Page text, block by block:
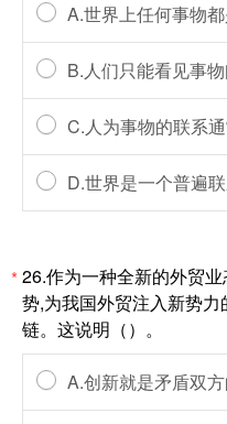
A.世界上任何事物
B.人们只能看见事
C.人为事物的联系
D.世界是一个普遍
*26.作为一种全新的外贸
势,为我国外贸注入新势
链。这说明（）。
A.创新就是矛盾双